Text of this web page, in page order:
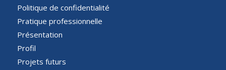
Politique de confidentialité
Pratique professionnelle
Présentation
Profil
Projets futurs